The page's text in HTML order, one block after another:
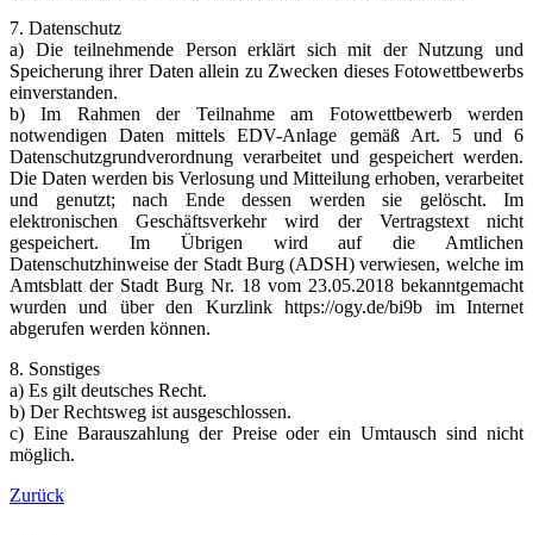
7. Datenschutz
a) Die teilnehmende Person erklärt sich mit der Nutzung und
Speicherung ihrer Daten allein zu Zwecken dieses Fotowettbewerbs
einverstanden.
b) Im Rahmen der Teilnahme am Fotowettbewerb werden
notwendigen Daten mittels EDV-Anlage gemäß Art. 5 und 6
Datenschutzgrundverordnung verarbeitet und gespeichert werden.
Die Daten werden bis Verlosung und Mitteilung erhoben, verarbeitet
und genutzt; nach Ende dessen werden sie gelöscht. Im
elektronischen Geschäftsverkehr wird der Vertragstext nicht
gespeichert. Im Übrigen wird auf die Amtlichen
Datenschutzhinweise der Stadt Burg (ADSH) verwiesen, welche im
Amtsblatt der Stadt Burg Nr. 18 vom 23.05.2018 bekanntgemacht
wurden und über den Kurzlink https://ogy.de/bi9b im Internet
abgerufen werden können.
8. Sonstiges
a) Es gilt deutsches Recht.
b) Der Rechtsweg ist ausgeschlossen.
c) Eine Barauszahlung der Preise oder ein Umtausch sind nicht
möglich.
Zurück